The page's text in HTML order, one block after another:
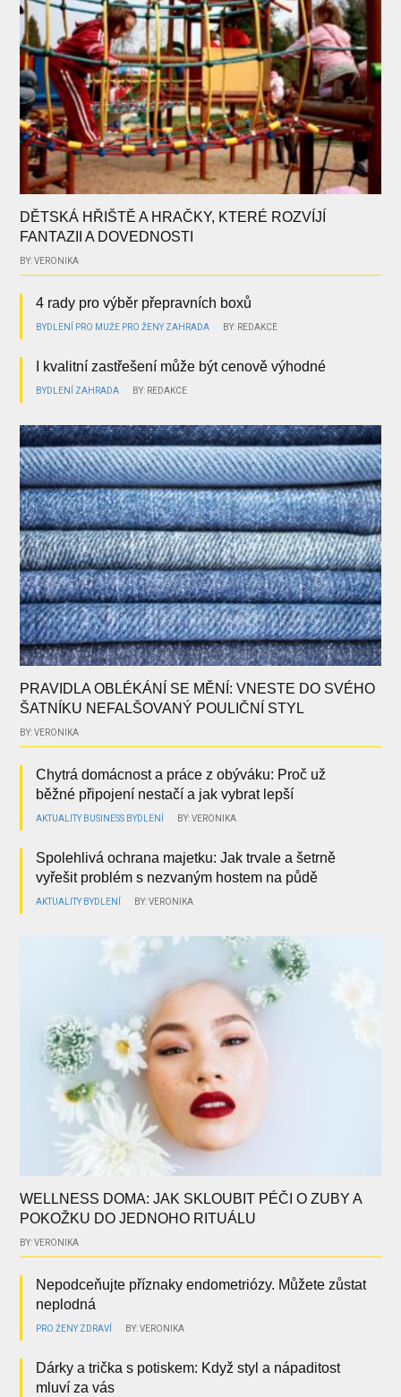
DĚTSKÁ HŘIŠTĚ A HRAČKY, KTERÉ ROZVÍJÍ
FANTAZII A DOVEDNOSTI
BY: VERONIKA
4 rady pro výběr přepravních boxů
BYDLENÍ PRO MUŽE PRO ŽENY ZAHRADA BY: REDAKCE
I kvalitní zastřešení může být cenově výhodné
BYDLENÍ ZAHRADA BY: REDAKCE
PRAVIDLA OBLÉKÁNÍ SE MĚNÍ: VNESTE DO SVÉHO
ŠATNÍKU NEFALŠOVANÝ POULIČNÍ STYL
BY: VERONIKA
Chytrá domácnost a práce z obýváku: Proč už
běžné připojení nestačí a jak vybrat lepší
AKTUALITY BUSINESS BYDLENÍ BY: VERONIKA
Spolehlivá ochrana majetku: Jak trvale a šetrně
vyřešit problém s nezvaným hostem na půdě
AKTUALITY BYDLENÍ BY: VERONIKA
WELLNESS DOMA: JAK SKLOUBIT PÉČI O ZUBY A
POKOŽKU DO JEDNOHO RITUÁLU
BY: VERONIKA
Nepodceňujte příznaky endometriózy. Můžete zůstat
neplodná
PRO ŽENY ZDRAVÍ BY: VERONIKA
Dárky a trička s potiskem: Když styl a nápaditost
mluví za vás